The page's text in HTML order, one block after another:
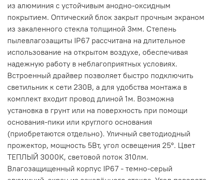
из алюминия с устойчивым анодно-оксидным
покрытием. Оптический блок закрыт прочным экраном
из закаленного стекла толщиной 3мм. Степень
пылевлагозащиты IP67 рассчитана на длительное
использование на открытом воздухе, обеспечивая
надежную работу в неблагоприятных условиях.
Встроенный драйвер позволяет быстро подключить
светильник к сети 230В, а для удобства монтажа в
комплект входит провод длиной 1м. Возможна
установка в грунт или на поверхность при помощи
основания-пики или круглого основания
(приобретаются отдельно). Уличный светодиодный
прожектор, мощность 5Вт, угол освещения 25°. Цвет
ТЕПЛЫЙ 3000К, световой поток 310лм.
Влагозащищенный корпус IP67 - темно-серый